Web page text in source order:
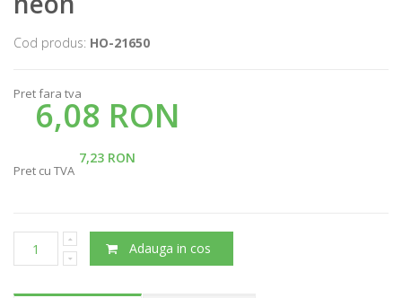
Cod produs: HO-21650
Pret fara tva
6,08 RON
7,23 RON
Pret cu TVA
Adauga in cos